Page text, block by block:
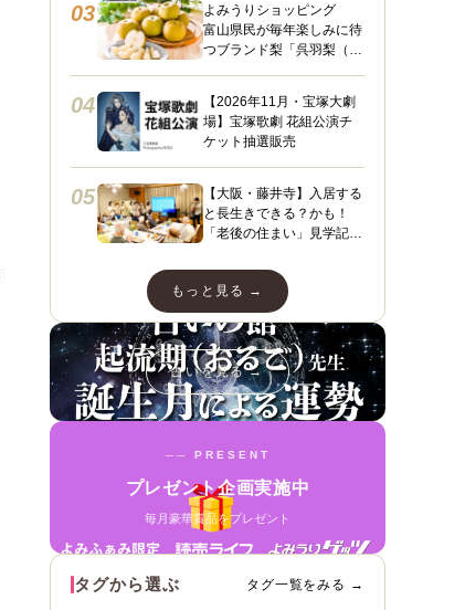
03
よみうりショッピング
富山県民が毎年楽しみに待
つブランド梨「呉羽梨（幸
04
【2026年11月・宝塚大劇
場】宝塚歌劇 花組公演チ
ケット抽選販売
05
【大阪・藤井寺】入居する
と長生きできる？かも！
「老後の住まい」見学記
山
もっと見る →
占いを見る →
── PRESENT
プレゼント企画実施中
毎月豪華賞品をプレゼント
タグから選ぶ タグ一覧をみる →